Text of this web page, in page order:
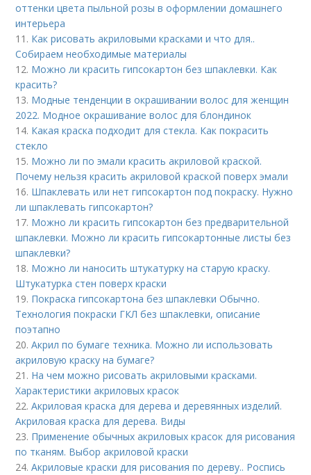
оттенки цвета пыльной розы в оформлении домашнего
интерьера
11. Как рисовать акриловыми красками и что для..
Собираем необходимые материалы
12. Можно ли красить гипсокартон без шпаклевки. Как
красить?
13. Модные тенденции в окрашивании волос для женщин
2022. Модное окрашивание волос для блондинок
14. Какая краска подходит для стекла. Как покрасить
стекло
15. Можно ли по эмали красить акриловой краской.
Почему нельзя красить акриловой краской поверх эмали
16. Шпаклевать или нет гипсокартон под покраску. Нужно
ли шпаклевать гипсокартон?
17. Можно ли красить гипсокартон без предварительной
шпаклевки. Можно ли красить гипсокартонные листы без
шпаклевки?
18. Можно ли наносить штукатурку на старую краску.
Штукатурка стен поверх краски
19. Покраска гипсокартона без шпаклевки Обычно.
Технология покраски ГКЛ без шпаклевки, описание
поэтапно
20.Акрил по бумаге техника. Можно ли использовать
акриловую краску на бумаге?
21. На чем можно рисовать акриловыми красками.
Характеристики акриловых красок
22.Акриловая краска для дерева и деревянных изделий.
Акриловая краска для дерева. Виды
23. Применение обычных акриловых красок для рисования
по тканям. Выбор акриловой краски
24.Акриловые краски для рисования по дереву.. Роспись